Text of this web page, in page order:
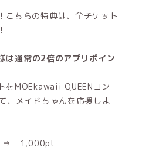
こちらの特典は、全チケット
は通常の2倍のアプリポイン
をMOEkawaii QUEENコン
、メイドちゃんを応援しよ
⇒ 1,000pt